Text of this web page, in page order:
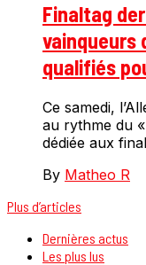
Finaltag
vainqueurs
qualifiés
Ce samedi,
au rythme du
dédiée aux
By Matheo R
Plus d’articles
Dernières actus
Les plus lus